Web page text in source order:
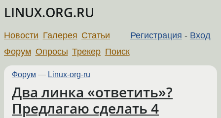
LINUX.ORG.RU
Регистрация - Вход
Новости Галерея Статьи
Форум Опросы Трекер Поиск
Форум — Linux-org-ru
Два линка «ответить»?
Предлагаю сделать 4